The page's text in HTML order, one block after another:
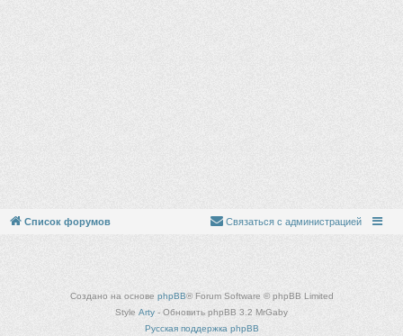
Список форумов Связаться с администрацией
Создано на основе phpBB® Forum Software © phpBB Limited
Style Arty - Обновить phpBB 3.2 MrGaby
Русская поддержка phpBB